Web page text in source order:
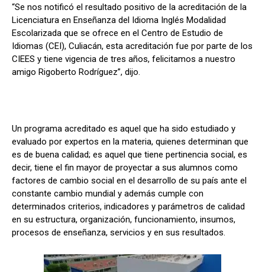
“Se nos notificó el resultado positivo de la acreditación de la
Licenciatura en Enseñanza del Idioma Inglés Modalidad
Escolarizada que se ofrece en el Centro de Estudio de
Idiomas (CEI), Culiacán, esta acreditación fue por parte de los
CIEES y tiene vigencia de tres años, felicitamos a nuestro
amigo Rigoberto Rodríguez”, dijo.
Un programa acreditado es aquel que ha sido estudiado y
evaluado por expertos en la materia, quienes determinan que
es de buena calidad; es aquel que tiene pertinencia social, es
decir, tiene el fin mayor de proyectar a sus alumnos como
factores de cambio social en el desarrollo de su país ante el
constante cambio mundial y además cumple con
determinados criterios, indicadores y parámetros de calidad
en su estructura, organización, funcionamiento, insumos,
procesos de enseñanza, servicios y en sus resultados.